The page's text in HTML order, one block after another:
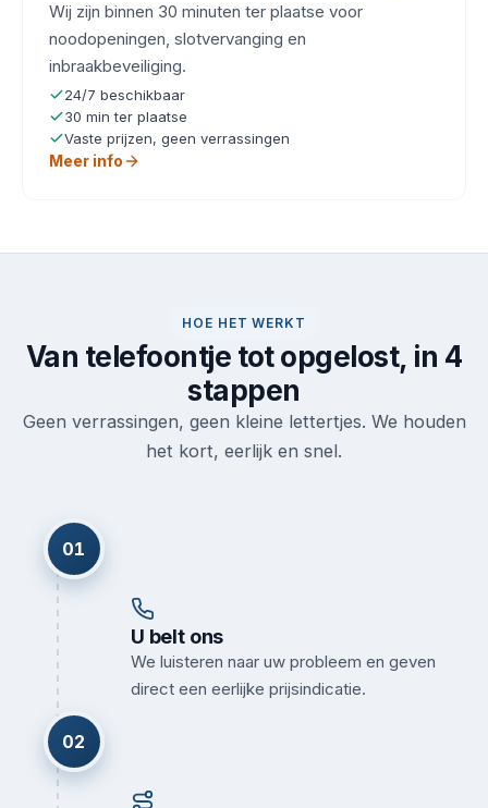
Wij zijn binnen 30 minuten ter plaatse voor
noodopeningen, slotvervanging en
inbraakbeveiliging.
24/7 beschikbaar
30 min ter plaatse
Vaste prijzen, geen verrassingen
Meer info
HOE HET WERKT
Van telefoontje tot opgelost, in 4
stappen
Geen verrassingen, geen kleine lettertjes. We houden
het kort, eerlijk en snel.
01
U belt ons
We luisteren naar uw probleem en geven
direct een eerlijke prijsindicatie.
02